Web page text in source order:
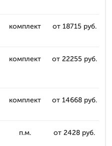
комплект от 18715 руб.
комплект от 22255 руб.
комплект от 14668 руб.
п.м. от 2428 руб.